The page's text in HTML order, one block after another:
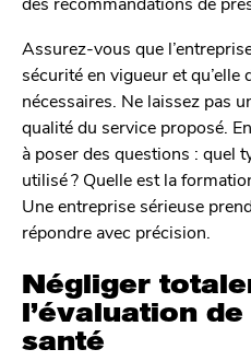
Assurez-vous que
sécurité en vigueur et
nécessaires. Ne laissez pas
qualité du service proposé.
à poser des questions : quel
utilisé ? Quelle est la
Une entreprise sérieuse
répondre avec précision.
Négliger
l’évaluation
santé